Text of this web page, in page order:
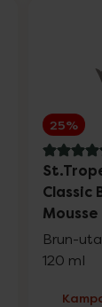
25%
4.3 av 5
Classic
Mousse
Brun-
120 ml